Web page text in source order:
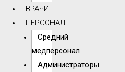
ВРАЧИ
ПЕРСОНАЛ
Средний
медперсонал
Администраторы